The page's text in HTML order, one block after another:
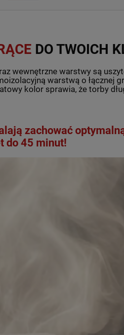
DO TWOICH
wewnętrzne warstwy są
warstwą o łącznej
kolor sprawia, że torby
zachować
do 45 minut!